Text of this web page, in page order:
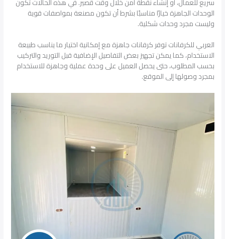
الوحدات الجاهزة خيارًا مناسبًا بشرط أن تكون مصنعة بمواصفات قوية
وليست مجرد وحدات شكلية.
العربي للكرفانات توفر كرفانات جاهزة مع إمكانية اختيار ما يناسب طبيعة
الاستخدام، كما يمكن تجهيز بعض التفاصيل الإضافية قبل التوريد والتركيب
بحسب المطلوب، حتى يحصل العميل على وحدة عملية وجاهزة للاستخدام
بمجرد وصولها إلى الموقع.